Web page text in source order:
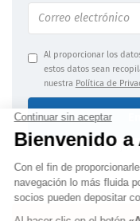
Al proporcionar los
estos datos sean
nuestra Política de
Información